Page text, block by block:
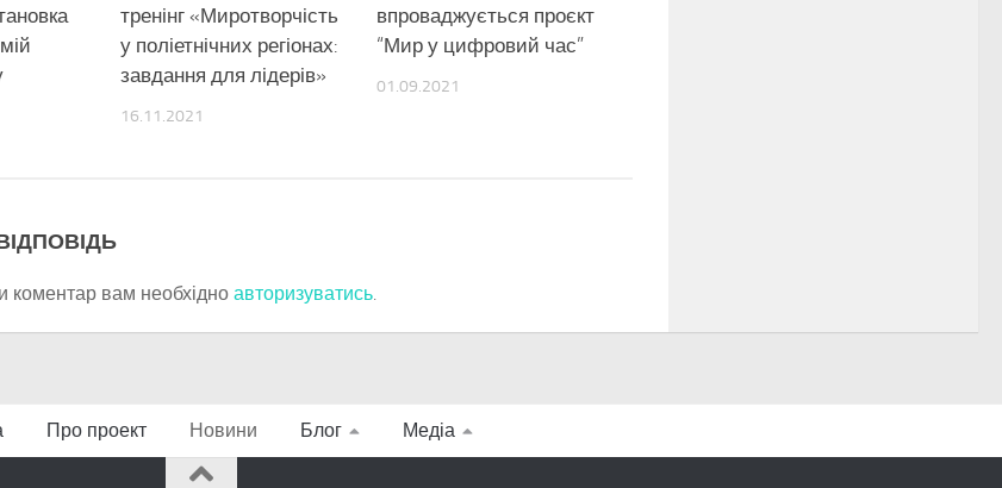
тренінг «Миротворчість
у поліетнічних регіонах:
завдання для лідерів»
16.11.2021
впроваджується проєкт
“Мир у цифровий час”
01.09.2021
коментар вам необхідно авторизуватись.
Про проект Новини Блог Медіа